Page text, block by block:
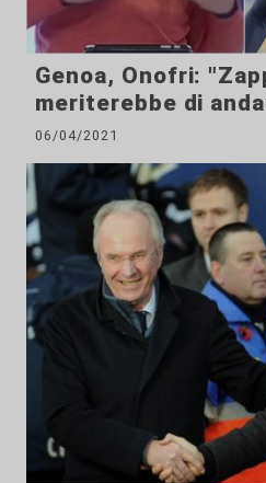
Genoa, Onofri:
meriterebbe di
06/04/2021